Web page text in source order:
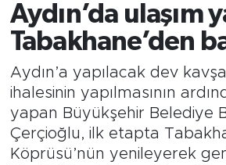
Aydın’da ulaşım
Tabakhane’den
Aydın’a yapılacak dev
ihalesinin yapılmasının
yapan Büyükşehir Belediye
Çerçioğlu, ilk etapta
Köprüsü’nün yenileyerek